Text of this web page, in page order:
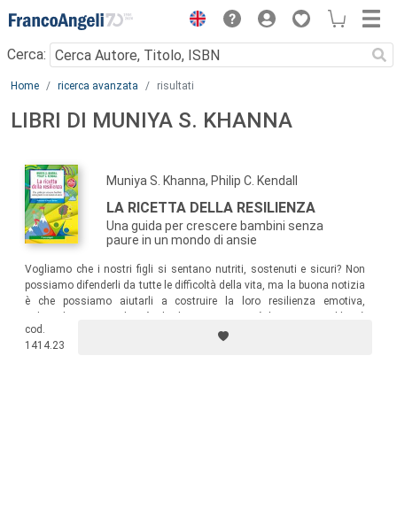
Menu
Cerca:
Main content
Home ricerca avanzata risultati
LIBRI DI MUNIYA S. KHANNA
Muniya S. Khanna, Philip C. Kendall
LA RICETTA DELLA RESILIENZA
Una guida per crescere bambini senza
paure in un mondo di ansie
Vogliamo che i nostri figli si sentano nutriti, sostenuti e sicuri? Non
possiamo difenderli da tutte le difficoltà della vita, ma la buona notizia
è che possiamo aiutarli a costruire la loro resilienza emotiva,
un’ottima guida in questo difficile compito.
cod.
1414.23